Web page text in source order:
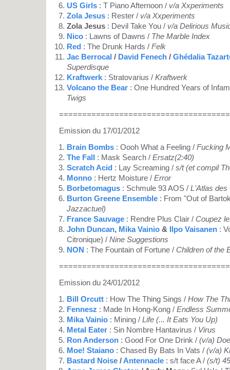
US Girls : T Piano Afternoon / v/a Xxperiments
Zola Jesus : Rester / v/a Xxperiments
Zola Jesus : Devil Take You / v/a Delirious
Nico : Lawns of Dawns / The Marble Index
Red : The Drunk Hards / Felk
Jac Berrocal / David Fenech / Ghédalia
Superdisque
Kraftwerk : Stratovarius / Kraftwerk
Volcano the Bear : One Hundred Years of
Twigs
Emission du 17/01/2012
Brain Bombs : Oooh What a Feeling / Fucking
The Fall : Mask Search / Ersatz(2:40)
Scratch Acid : Lay Screaming / s/t (et compil
Monno : Hertz Moisture / Error
Borbetomagus : Schmule 93 AOS / L'Atlas des
Burton Greene Ensemble : From "Out of
Jazzactuel)
France Sauvage : Rendre Plus Clair / Coupez
John Duncan, Mika Vainio & Ilpo Vaisanen :
Citronique) / Nine Suggestions
NON : The Fountain of Fortune / Children of the
Emission du 24/01/2012
Bill Orcutt : How The Thing Sings / How The
Fennesz : Made In Hong-Kong / Endless
Mika Vainio : Mining / Life (... It Eats You Up)
Metal Eater : Sin Nombre Hantavirus / Virus
Ron Anderson : Good For One Drink / (v/a)
Moe! Staiano : Chased By Bats In Vats / (v/a)
Bastard Noise /Antennacle : s/t face A / (s/t)